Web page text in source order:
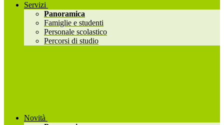
Servizi
Panoramica
Famiglie e studenti
Personale scolastico
Percorsi di studio
Novità